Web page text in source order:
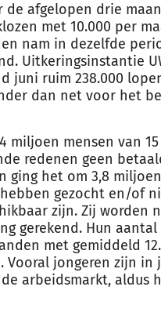
de afgelopen drie
met 10.000 per
nam in dezelfde
Uitkeringsinstantie
juni ruim 238.000
dan net voor het
miljoen mensen van
redenen geen
ging het om 3,8
gezocht en/of
zijn. Zij worden
gerekend. Hun
met gemiddeld
Vooral jongeren zijn in
arbeidsmarkt, aldus